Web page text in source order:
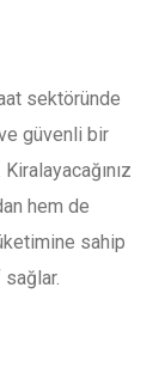
sektöründe
güvenli bir
hem de
sahip
sağlar.